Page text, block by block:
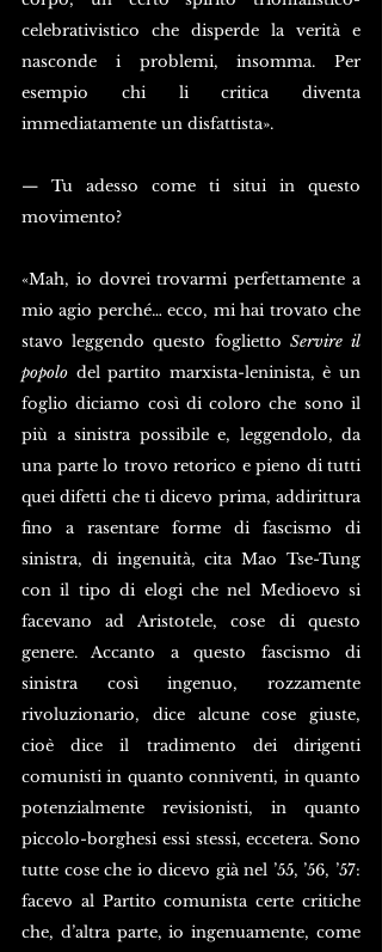
celebrativistico che disperde la verità e
nasconde i problemi, insomma. Per
esempio chi li critica diventa
immediatamente un disfattista».
— Tu adesso come ti situi in questo
movimento?
«Mah, io dovrei trovarmi perfettamente a
mio agio perché… ecco, mi hai trovato che
stavo leggendo questo foglietto Servire il
popolo del partito marxista-leninista, è un
foglio diciamo così di coloro che sono il
più a sinistra possibile e, leggendolo, da
una parte lo trovo retorico e pieno di tutti
quei difetti che ti dicevo prima, addirittura
fino a rasentare forme di fascismo di
sinistra, di ingenuità, cita Mao Tse-Tung
con il tipo di elogi che nel Medioevo si
facevano ad Aristotele, cose di questo
genere. Accanto a questo fascismo di
sinistra così ingenuo, rozzamente
rivoluzionario, dice alcune cose giuste,
cioè dice il tradimento dei dirigenti
comunisti in quanto conniventi, in quanto
potenzialmente revisionisti, in quanto
piccolo-borghesi essi stessi, eccetera. Sono
tutte cose che io dicevo già nel ’55, ’56, ’57:
facevo al Partito comunista certe critiche
che, d’altra parte, io ingenuamente, come